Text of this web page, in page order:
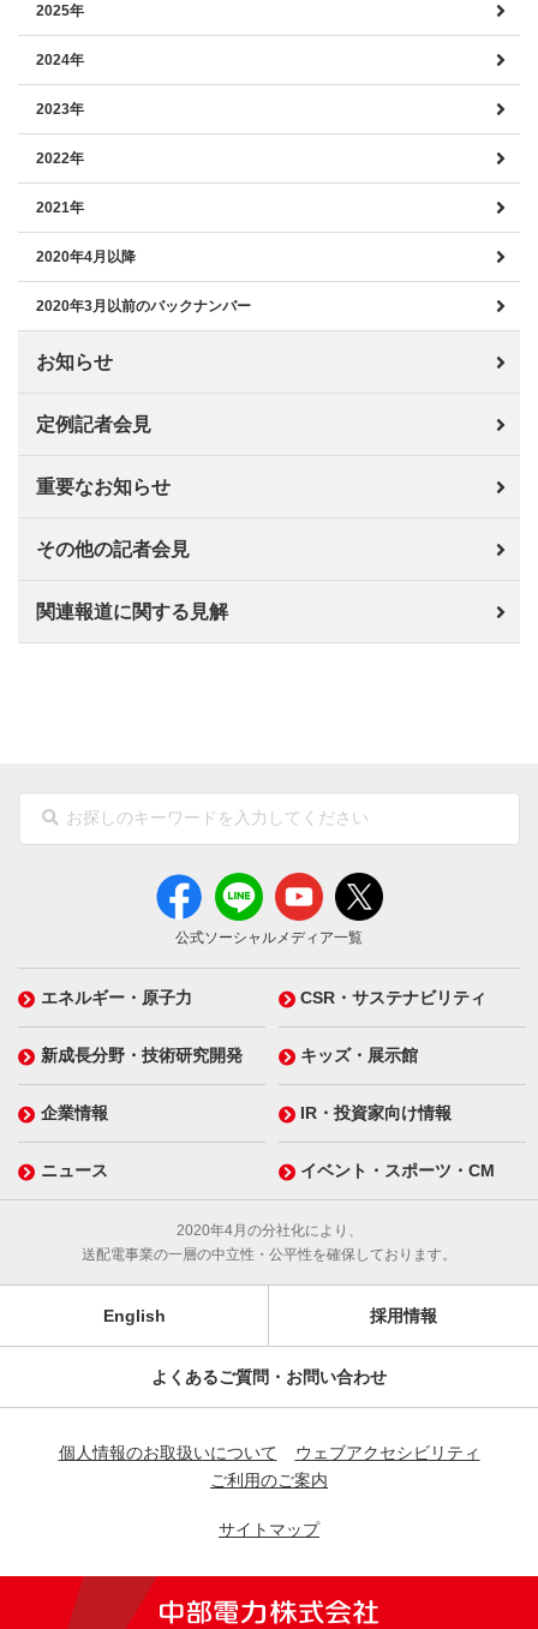
2025年
2024年
2023年
2022年
2021年
2020年4月以降
2020年3月以前のバックナンバー
お知らせ
定例記者会見
重要なお知らせ
その他の記者会見
関連報道に関する見解
公式ソーシャルメディア一覧
エネルギー・原子力 CSR・サステナビリティ
新成長分野・技術研究開発 キッズ・展示館
企業情報 IR・投資家向け情報
ニュース イベント・スポーツ・CM
2020年4月の分社化により、
送配電事業の一層の中立性・公平性を確保しております。
English 採用情報
よくあるご質問・お問い合わせ
個人情報のお取扱いについて
ウェブアクセシビリティ
ご利用のご案内
サイトマップ